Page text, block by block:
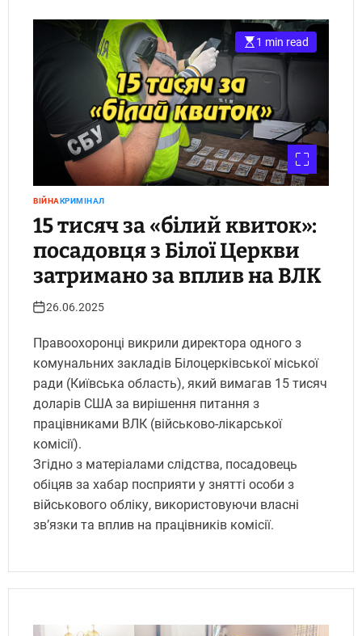
1 min read
ВІЙНАКРИМІНАЛ
15 тисяч за «білий квиток»:
посадовця з Білої Церкви
затримано за вплив на ВЛК
26.06.2025
Правоохоронці викрили директора одного з
комунальних закладів Білоцерківської міської
ради (Київська область), який вимагав 15 тисяч
доларів США за вирішення питання з
працівниками ВЛК (військово-лікарської
комісії).
Згідно з матеріалами слідства, посадовець
обіцяв за хабар посприяти у знятті особи з
військового обліку, використовуючи власні
зв’язки та вплив на працівників комісії.